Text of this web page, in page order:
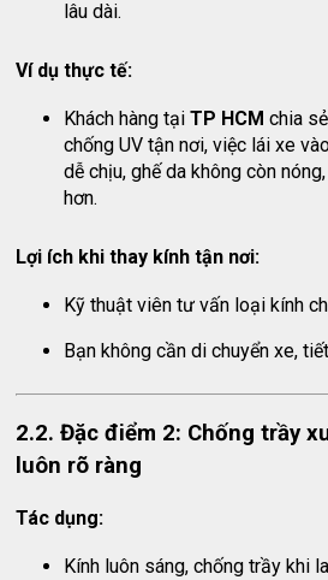
lâu dài.
Ví dụ thực tế:
Khách hàng tạiTP HCM chia
chống UV tận nơi, việc lái xe
dễ chịu, ghế da không còn
hơn.
Lợi ích khi thay kính tận nơi:
Kỹ thuật viên tư vấn loại kính
Bạn không cần di chuyển xe,
2.2. Đặc điểm 2: Chống trầy
luôn rõ ràng
Tác dụng:
Kính luôn sáng, chống trầy khi